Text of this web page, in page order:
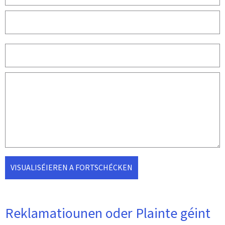
VISUALISÉIEREN A FORTSCHÉCKEN
Reklamatiounen oder Plainte géint